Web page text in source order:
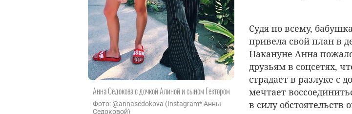
Анна Седокова с дочкой Алиной и сыном Гектором
Фото: @annasedokova (Instagram* Анны
Седоковой)
Судя по всему,
привела свой план в
Накануне Анна
друзьям в соцсетях,
страдает в разлуке с
мечтает
в силу обстоятельств